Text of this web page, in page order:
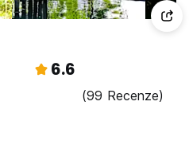
6.6
(99 Recenze)